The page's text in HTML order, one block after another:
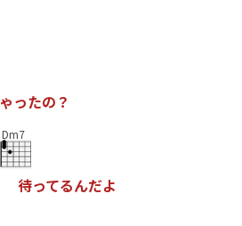
ゃったの ？
Dm7
待ってるんだよ